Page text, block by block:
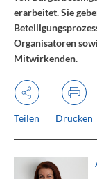
erarbeitet. Sie
Organisatoren
Mitwirkenden.
Teilen Drucken